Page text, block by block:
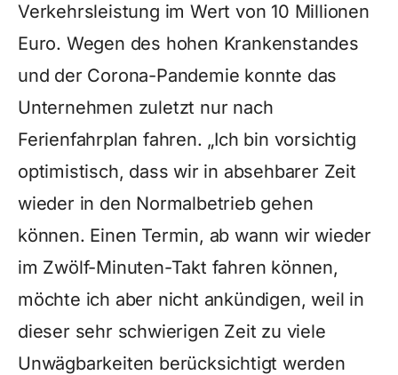
Verkehrsleistung im Wert von 10 Millionen
Euro. Wegen des hohen Krankenstandes
und der Corona-Pandemie konnte das
Unternehmen zuletzt nur nach
Ferienfahrplan fahren. „Ich bin vorsichtig
optimistisch, dass wir in absehbarer Zeit
wieder in den Normalbetrieb gehen
können. Einen Termin, ab wann wir wieder
im Zwölf-Minuten-Takt fahren können,
möchte ich aber nicht ankündigen, weil in
dieser sehr schwierigen Zeit zu viele
Unwägbarkeiten berücksichtigt werden